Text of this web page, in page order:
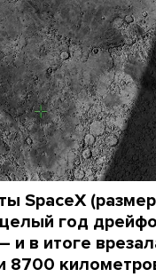
SpaceX
целый год
и в итоге
8700